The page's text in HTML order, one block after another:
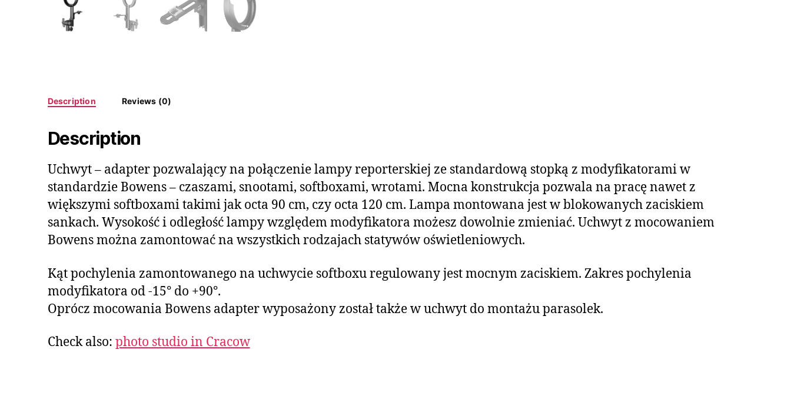
Description Reviews (0)
Description
Uchwyt – adapter pozwalający na połączenie lampy reporterskiej ze standardową stopką z modyfikatorami w
standardzie Bowens – czaszami, snootami, softboxami, wrotami. Mocna konstrukcja pozwala na pracę nawet z
większymi softboxami takimi jak octa 90 cm, czy octa 120 cm. Lampa montowana jest w blokowanych zaciskiem
sankach. Wysokość i odległość lampy względem modyfikatora możesz dowolnie zmieniać. Uchwyt z mocowaniem
Bowens można zamontować na wszystkich rodzajach statywów oświetleniowych.
Kąt pochylenia zamontowanego na uchwycie softboxu regulowany jest mocnym zaciskiem. Zakres pochylenia
modyfikatora od -15° do +90°.
Oprócz mocowania Bowens adapter wyposażony został także w uchwyt do montażu parasolek.
Check also: photo studio in Cracow